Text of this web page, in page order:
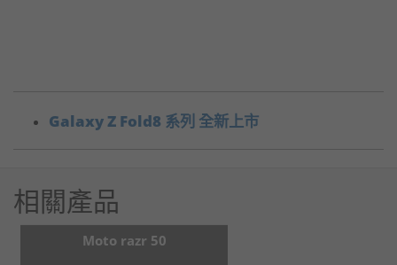
Galaxy Z Fold8 系列 全新上市
相關產品
Moto razr 50